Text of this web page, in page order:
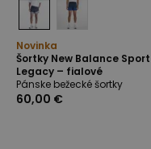
Novinka
Šortky New Balance Sport
Legacy – fialové
Pánske bežecké šortky
60,00 €